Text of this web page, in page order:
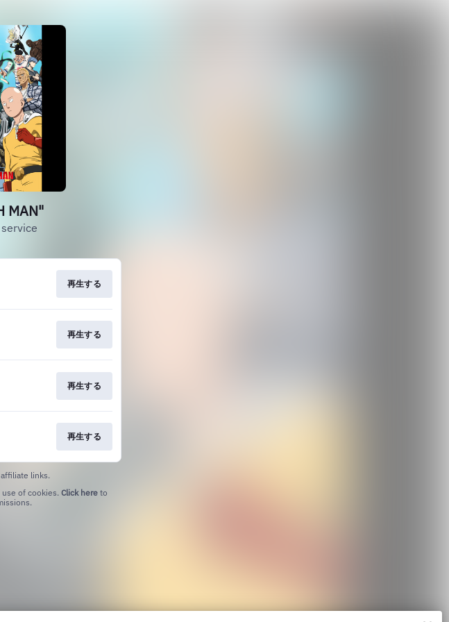
MAN"
再生する
再生する
再生する
再生する
links.
use of cookies. Click here to